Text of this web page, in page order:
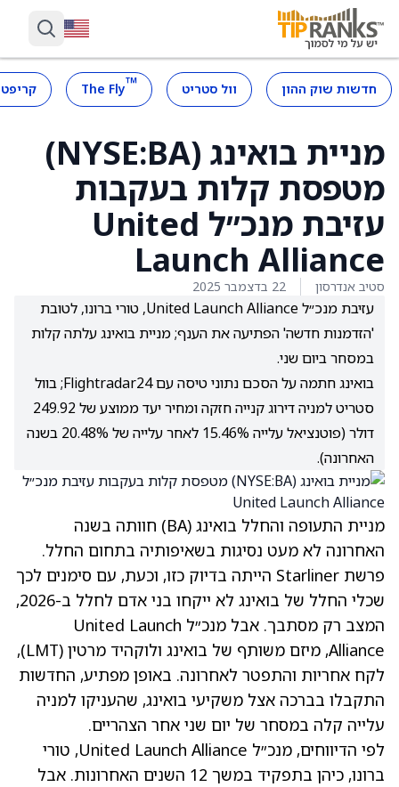
חדשות שוק ההון וול סטריט ™
The Fly
מניית בואינג (NYSE:BA)
מטפסת קלות בעקבות
עזיבת מנכ״ל United
Launch Alliance
סטיב אנדרסון 22 בדצמבר 2025
עזיבת מנכ״ל United Launch Alliance, טורי ברונו, לטובת
'הזדמנות חדשה' הפתיעה את הענף; מניית בואינג עלתה קלות
במסחר ביום שני.
בואינג חתמה על הסכם נתוני טיסה עם Flightradar24; בוול
סטריט למניה דירוג קנייה חזקה ומחיר יעד ממוצע של 249.92
דולר (פוטנציאל עלייה 15.46% לאחר עלייה של 20.48% בשנה
האחרונה).
מניית התעופה והחלל בואינג (BA)
חוותה בשנה
האחרונה לא מעט נסיגות בשאיפותיה בתחום החלל.
פרשת Starliner הייתה בדיוק כזו, וכעת, עם סימנים לכך
שכלי החלל של בואינג לא ייקחו בני אדם לחלל ב-2026,
המצב רק מסתבך. אבל מנכ״ל United Launch
Alliance, מיזם משותף של בואינג ולוקהיד מרטין
(LMT)
,
לקח אחריות והתפטר לאחרונה. באופן מפתיע, החדשות
התקבלו בברכה אצל משקיעי בואינג, שהעניקו למניה
עלייה קלה במסחר של יום שני אחר הצהריים.
לפי הדיווחים, מנכ״ל United Launch Alliance, טורי
ברונו, כיהן בתפקיד במשך 12 השנים האחרונות. אבל